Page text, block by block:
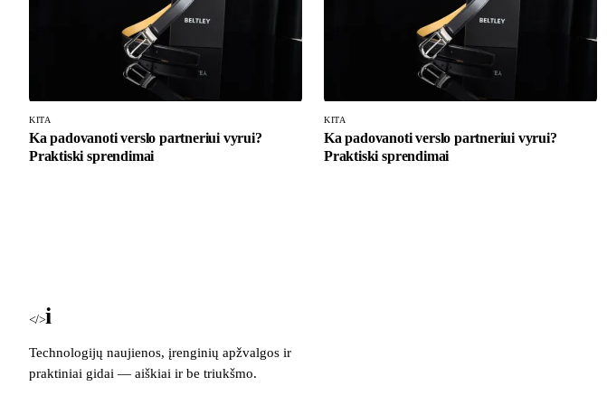
KITA
Ka padovanoti verslo partneriui vyrui?
Praktiski sprendimai
KITA
Ka padovanoti verslo partneriui vyrui?
Praktiski sprendimai
</>iBlog
Technologijų naujienos, įrenginių apžvalgos ir
praktiniai gidai — aiškiai ir be triukšmo.